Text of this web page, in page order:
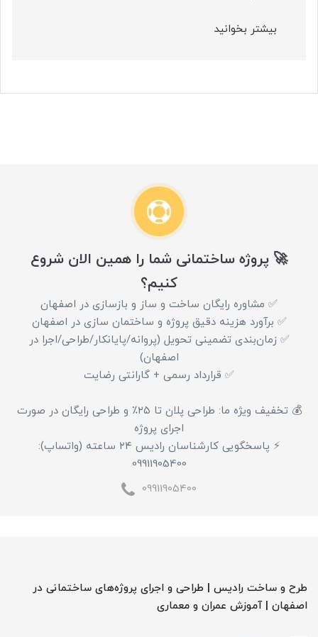
بیشتر بخوانید
🚀 پروژه ساختمانی شما را همین الان شروع
کنیم؟
✅ مشاوره رایگان ساخت و ساز و بازسازی در اصفهان
✅ برآورد هزینه دقیق پروژه و ساختمان سازی در اصفهان
✅ زمان‌بندی تضمینی تحویل (پروانه/پایانکار/طراحی/اجرا در
اصفهان)
✅ قرارداد رسمی + گارانتی رضایت
💰 تخفیف ویژه ما: طراحی پلان تا ۲۵٪ و طراحی رایگان در صورت
اجرای پروژه
⚡ پاسخگویی کارشناسان رادیس ۲۴ ساعته (واتساپ):
09911905400
09911905400
طرح و ساخت رادیس | طراحی و اجرای پروژه‌های ساختمانی در
اصفهان | آموزش‌ عمران و معماری